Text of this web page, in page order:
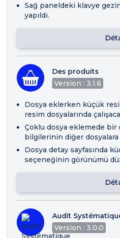
Sağ paneldeki klavye
yapıldı.
Des produits
Version : 3.1.6
Dosya eklerken küçük
resim dosyalarında
Çoklu dosya eklemede bir
bilgilerinin diğer dosyalara
Dosya detay sayfasında
seçeneğinin görünümü
Audit
Version : 3.0.0